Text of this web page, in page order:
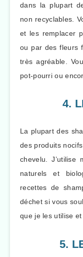
dans la plupart
non recyclables.
et les remplacer
ou par des fleurs
très agréable.
pot-pourri ou
4.
La plupart des
des produits
chevelu. J’utilise
naturels et
recettes de
déchet si vous
que je les utilise
5.